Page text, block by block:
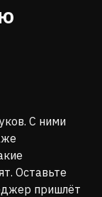
С ними
Оставьте
пришлёт